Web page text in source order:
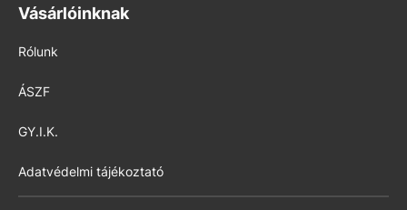
Vásárlóinknak
Rólunk
ÁSZF
GY.I.K.
Adatvédelmi tájékoztató